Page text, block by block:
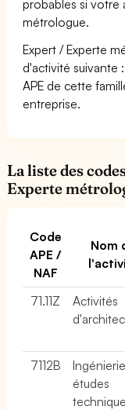
probables si votre
métrologue.
Expert / Experte
d'activité suivante
APE de cette
entreprise.
La liste des
Experte
Code
APE /
NAF
Nom
71.11Z
Activités
7112B
études